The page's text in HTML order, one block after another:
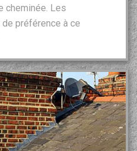
cheminée. Les
préférence à ce